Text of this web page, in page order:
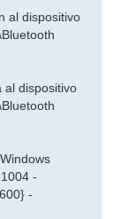
al dispositivo
al dispositivo
-
-